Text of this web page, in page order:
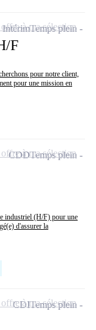
F
pour notre client,
pour une mission en
IntérimTemps plein
à ma sélection
industriel (H/F) pour une
d'assurer la
CDDTemps plein
à ma sélection
CDITemps plein
à ma sélection